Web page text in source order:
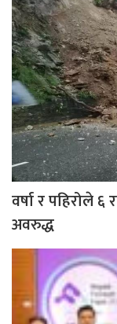
वर्षा र पहिरोले
अवरुद्ध